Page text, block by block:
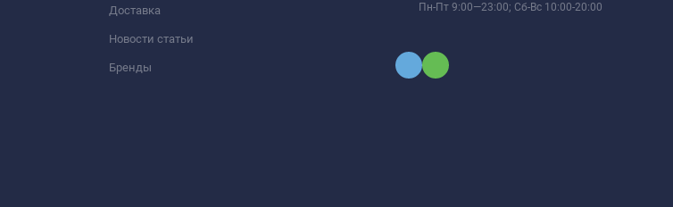
Доставка
Новости статьи
Бренды
Пн-Пт 9:00—23:00; Сб-Вс 10:00-20:00